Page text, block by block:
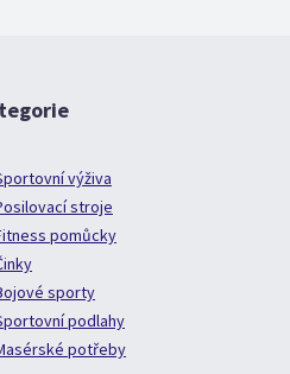
výživa
stroje
pomůcky
sporty
podlahy
potřeby